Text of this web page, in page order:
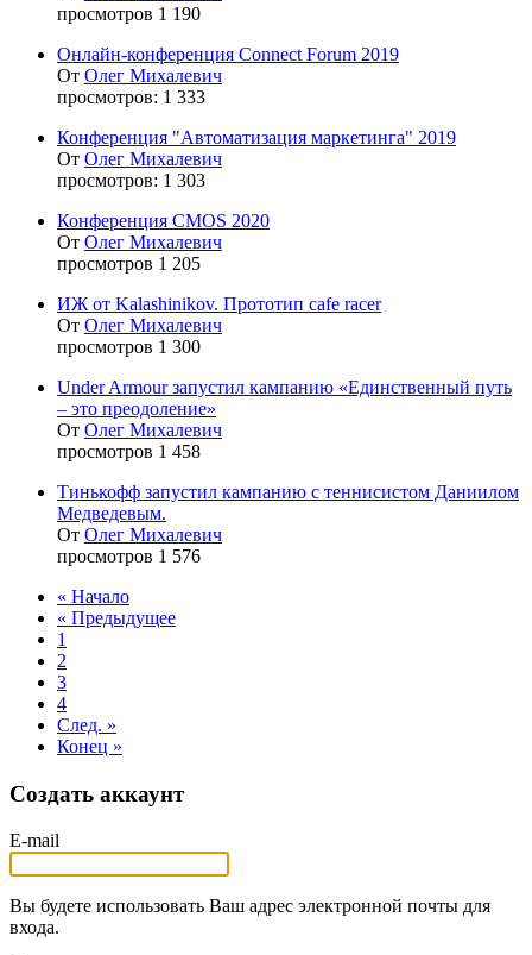
просмотров 1 190
Онлайн-конференция Сonnect Forum 2019
От Олег Михалевич
просмотров: 1 333
Конференция "Автоматизация маркетинга" 2019
От Олег Михалевич
просмотров: 1 303
Конференция CMOS 2020
От Олег Михалевич
просмотров 1 205
ИЖ от Kalashinikov. Прототип cafe racer
От Олег Михалевич
просмотров 1 300
Under Armour запустил кампанию «Единственный путь
– это преодоление»
От Олег Михалевич
просмотров 1 458
Тинькофф запустил кампанию с теннисистом Даниилом
Медведевым.
От Олег Михалевич
просмотров 1 576
« Начало
« Предыдущее
1
2
3
4
След. »
Конец »
Создать аккаунт
E-mail
Вы будете использовать Ваш адрес электронной почты для
входа.